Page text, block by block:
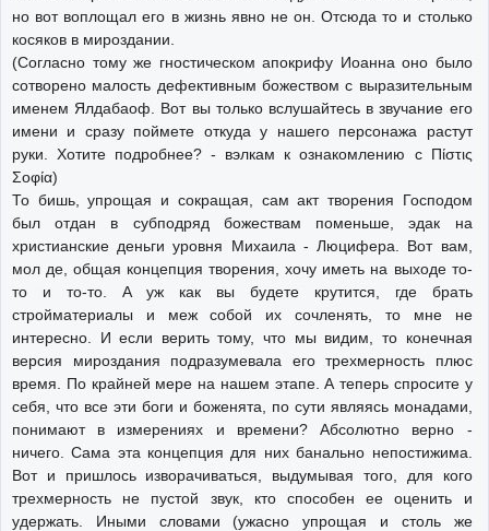
но вот воплощал его в жизнь явно не он. Отсюда то и столько
косяков в мироздании.
(Согласно тому же гностическом апокрифу Иоанна оно было
сотворено малость дефективным божеством с выразительным
именем Ялдабаоф. Вот вы только вслушайтесь в звучание его
имени и сразу поймете откуда у нашего персонажа растут
руки. Хотите подробнее? - вэлкам к ознакомлению с Πίστις
Σοφία)
То бишь, упрощая и сокращая, сам акт творения Господом
был отдан в субподряд божествам поменьше, эдак на
христианские деньги уровня Михаила - Люцифера. Вот вам,
мол де, общая концепция творения, хочу иметь на выходе то-
то и то-то. А уж как вы будете крутится, где брать
стройматериалы и меж собой их сочленять, то мне не
интересно. И если верить тому, что мы видим, то конечная
версия мироздания подразумевала его трехмерность плюс
время. По крайней мере на нашем этапе. А теперь спросите у
себя, что все эти боги и боженята, по сути являясь монадами,
понимают в измерениях и времени? Абсолютно верно -
ничего. Сама эта концепция для них банально непостижима.
Вот и пришлось изворачиваться, выдумывая того, для кого
трехмерность не пустой звук, кто способен ее оценить и
удержать. Иными словами (ужасно упрощая и столь же